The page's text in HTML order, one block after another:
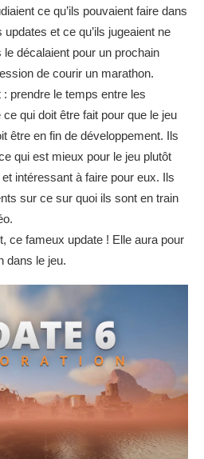
ce qu’ils pouvaient faire dans
et ce qu’ils jugeaient ne
décalaient pour un prochain
de courir un marathon.
: prendre le temps entre les
qui doit être fait pour que le jeu
être en fin de développement. Ils
qui est mieux pour le jeu plutôt
intéressant à faire pour eux. Ils
sur ce sur quoi ils sont en train
ce fameux update ! Elle aura pour
dans le jeu.